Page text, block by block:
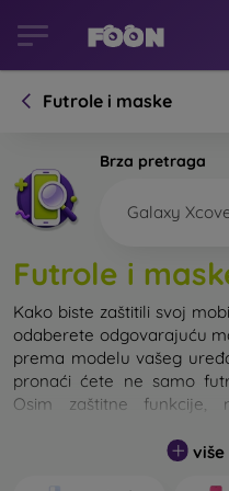
Futrole i maske
Brza pretraga
Galaxy
Futrole i
Kako biste zaštitili svoj
odaberete odgovarajuću
prema modelu vašeg
pronaći ćete ne samo
Osim zaštitne
Maskicu za mobitel